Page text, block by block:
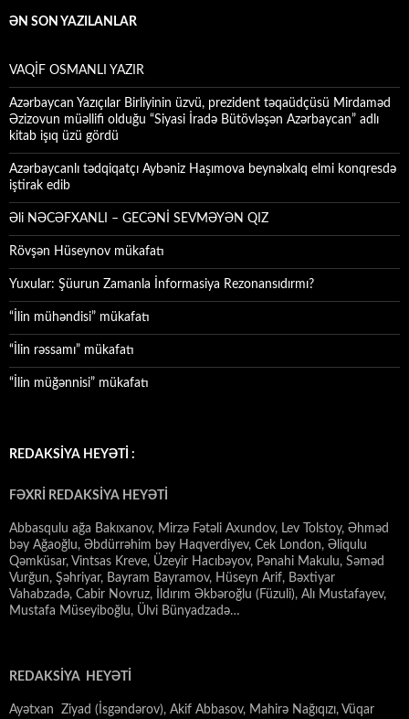
ƏN SON YAZILANLAR
VAQİF OSMANLI YAZIR
Azərbaycan Yazıçılar Birliyinin üzvü, prezident təqaüdçüsü Mirdaməd
Əzizovun müəllifi olduğu “Siyasi İradə Bütövləşən Azərbaycan” adlı
kitab işıq üzü gördü
Azərbaycanlı tədqiqatçı Aybəniz Haşımova beynəlxalq elmi konqresdə
iştirak edib
Əli NƏCƏFXANLI – GECƏNİ SEVMƏYƏN QIZ
Rövşən Hüseynov mükafatı
Yuxular: Şüurun Zamanla İnformasiya Rezonansıdırmı?
“İlin mühəndisi” mükafatı
“İlin rəssamı” mükafatı
“İlin müğənnisi” mükafatı
REDAKSİYA HEYƏTİ :
FƏXRİ REDAKSİYA HEYƏTİ
Abbasqulu ağa Bakıxanov, Mirzə Fətəli Axundov, Lev Tolstoy, Əhməd
bəy Ağaoğlu, Əbdürrəhim bəy Haqverdiyev, Cek London, Əliqulu
Qəmküsar, Vintsas Kreve, Üzeyir Hacıbəyov, Pənahi Makulu, Səməd
Vurğun, Şəhriyar, Bayram Bayramov, Hüseyn Arif, Bəxtiyar
Vahabzadə, Cabir Novruz, İldırım Əkbəroğlu (Füzuli), Alı Mustafayev,
Mustafa Müseyiboğlu, Ülvi Bünyadzadə…
REDAKSİYA HEYƏTİ
Ayətxan Ziyad (İsgəndərov), Akif Abbasov, Mahirə Nağıqızı, Vüqar